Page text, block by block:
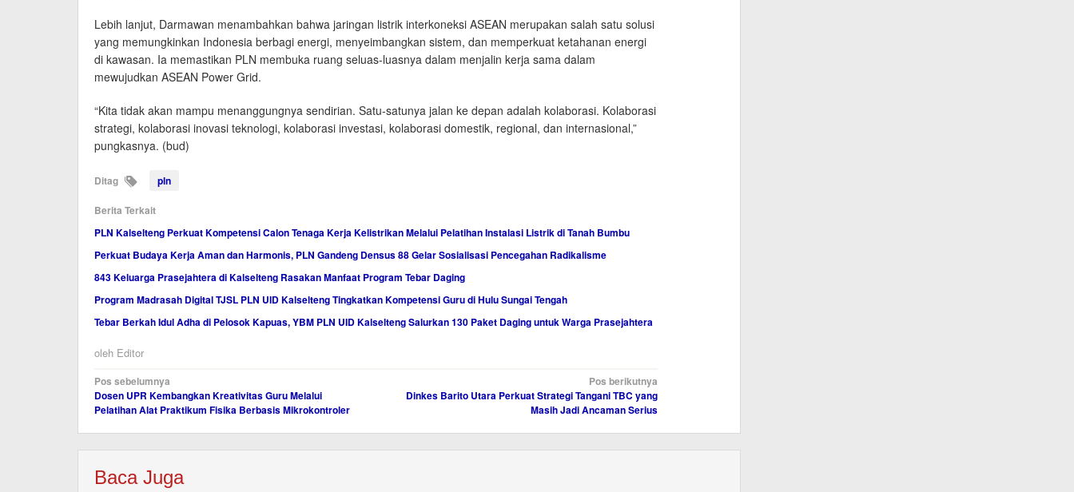
Lebih lanjut, Darmawan menambahkan bahwa jaringan listrik interkoneksi ASEAN merupakan salah satu solusi
yang memungkinkan Indonesia berbagi energi, menyeimbangkan sistem, dan memperkuat ketahanan energi
di kawasan. Ia memastikan PLN membuka ruang seluas-luasnya dalam menjalin kerja sama dalam
mewujudkan ASEAN Power Grid.
“Kita tidak akan mampu menanggungnya sendirian. Satu-satunya jalan ke depan adalah kolaborasi. Kolaborasi
strategi, kolaborasi inovasi teknologi, kolaborasi investasi, kolaborasi domestik, regional, dan internasional,”
pungkasnya. (bud)
Ditag pln
Berita Terkait
PLN Kalselteng Perkuat Kompetensi Calon Tenaga Kerja Kelistrikan Melalui Pelatihan Instalasi Listrik di Tanah Bumbu
Perkuat Budaya Kerja Aman dan Harmonis, PLN Gandeng Densus 88 Gelar Sosialisasi Pencegahan Radikalisme
843 Keluarga Prasejahtera di Kalselteng Rasakan Manfaat Program Tebar Daging
Program Madrasah Digital TJSL PLN UID Kalselteng Tingkatkan Kompetensi Guru di Hulu Sungai Tengah
Tebar Berkah Idul Adha di Pelosok Kapuas, YBM PLN UID Kalselteng Salurkan 130 Paket Daging untuk Warga Prasejahtera
oleh Editor
Navigasi
pos
Pos sebelumnya
Dosen UPR Kembangkan Kreativitas Guru Melalui
Pelatihan Alat Praktikum Fisika Berbasis Mikrokontroler
Pos berikutnya
Dinkes Barito Utara Perkuat Strategi Tangani TBC yang
Masih Jadi Ancaman Serius
Baca Juga